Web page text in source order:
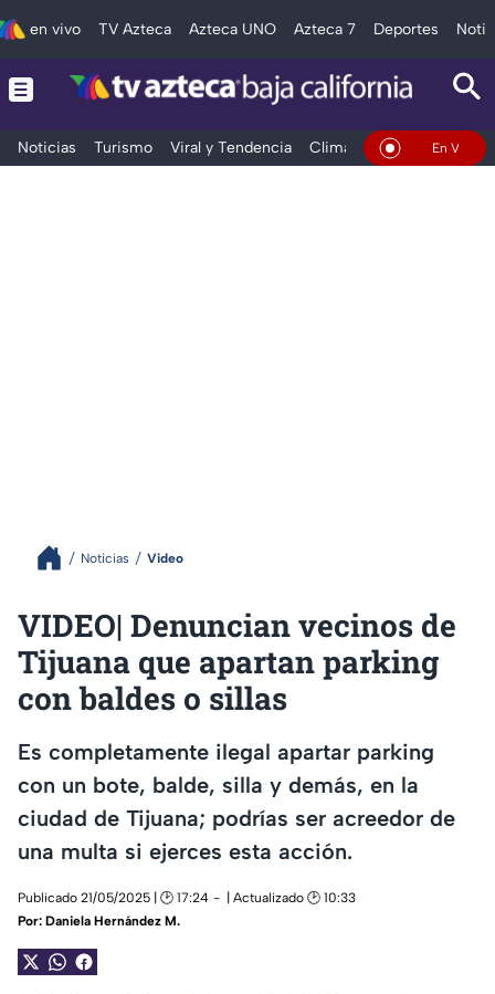
en vivo TV Azteca Azteca UNO Azteca 7 Deportes
Noticias Turismo Viral y Tendencia Clima DeportesEn Vivo
Noticias Video
VIDEO| Denuncian vecinos de
Tijuana que apartan parking
con baldes o sillas
Es completamente ilegal apartar parking
con un bote, balde, silla y demás, en la
ciudad de Tijuana; podrías ser acreedor de
una multa si ejerces esta acción.
Publicado 21/05/2025 | 🕑 17:24
| Actualizado 🕑 10:33
Por: Daniela Hernández M.